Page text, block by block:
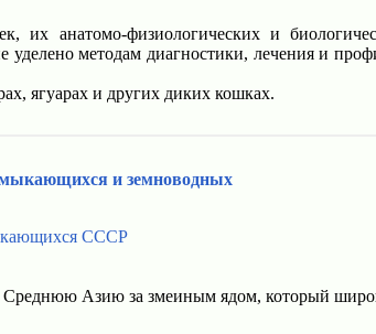
их анатомо-физиологических и
методам диагностики, лечения и
ягуарах и других диких кошках.
и земноводных
СССР
Среднюю Азию за змеиным ядом, который